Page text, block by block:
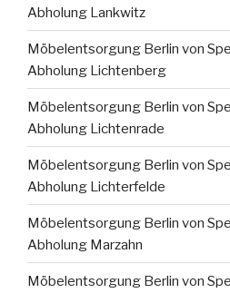
Abholung Lankwitz
Möbelentsorgung Berlin von
Abholung Lichtenberg
Möbelentsorgung Berlin von
Abholung Lichtenrade
Möbelentsorgung Berlin von
Abholung Lichterfelde
Möbelentsorgung Berlin von
Abholung Marzahn
Möbelentsorgung Berlin von